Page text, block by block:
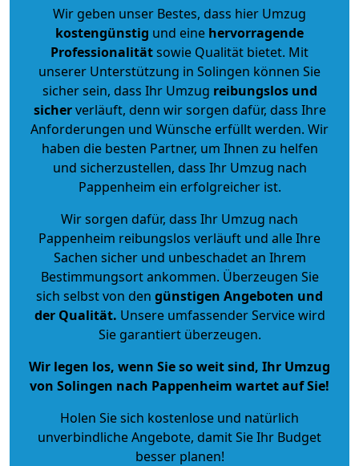
Wir geben unser Bestes, dass hier Umzug
kostengünstig und eine hervorragende
Professionalitätsowie Qualität bietet. Mit
unserer Unterstützung in Solingen können Sie
sicher sein, dass Ihr Umzug reibungslos und
sicherverläuft, denn wir sorgen dafür, dass Ihre
Anforderungen und Wünsche erfüllt werden. Wir
haben die besten Partner, um Ihnen zu helfen
und sicherzustellen, dass Ihr Umzug nach
Pappenheim ein erfolgreicher ist.
Wir sorgen dafür, dass Ihr Umzug nach
Pappenheim reibungslos verläuft und alle Ihre
Sachen sicher und unbeschadet an Ihrem
Bestimmungsort ankommen. Überzeugen Sie
sich selbst von den günstigen Angeboten und
der Qualität. Unsere umfassender Service wird
Sie garantiert überzeugen.
Wir legen los, wenn Sie so weit sind, Ihr Umzug
von Solingen nach Pappenheim wartet auf Sie!
Holen Sie sich kostenlose und natürlich
unverbindliche Angebote, damit Sie Ihr Budget
besser planen!